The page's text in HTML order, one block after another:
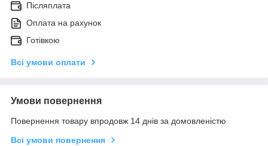
Післяплата
Оплата на рахунок
Готівкою
Всі умови оплати
Умови повернення
Повернення товару впродовж 14 днів за домовленістю
Всі умови повернення